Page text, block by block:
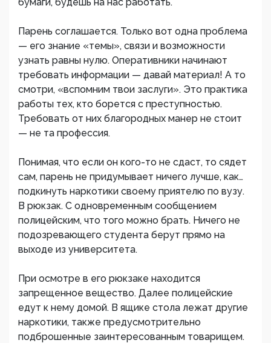
Парень соглашается. Только вот одна проблема
— его знание «темы», связи и возможности
узнать равны нулю. Оперативники начинают
требовать информации — давай материал! А то
смотри, «вспомним твои заслуги». Это практика
работы тех, кто борется с преступностью.
Требовать от них благородных манер не стоит
— не та профессия.
Понимая, что если он кого-то не сдаст, то сядет
сам, парень не придумывает ничего лучше, как…
подкинуть наркотики своему приятелю по вузу.
В рюкзак. С одновременным сообщением
полицейским, что того можно брать. Ничего не
подозревающего студента берут прямо на
выходе из университета.
При осмотре в его рюкзаке находится
запрещенное вещество. Далее полицейские
едут к нему домой. В ящике стола лежат другие
наркотики, также предусмотрительно
подброшенные заинтересованным товарищем.